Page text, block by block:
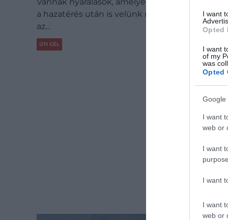
I want
Opted
I want
of my
was
Opted
Google
I want
web or
I want
I want
I want
web or
Vannak nyaralások, amelyek emléke még jóval
a hazatérés után is velünk marad, sőt akár azt
az…
ÚTI CÉL